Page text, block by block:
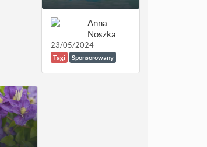
Anna
Noszka
23/05/2024
Tagi Sponsorowany